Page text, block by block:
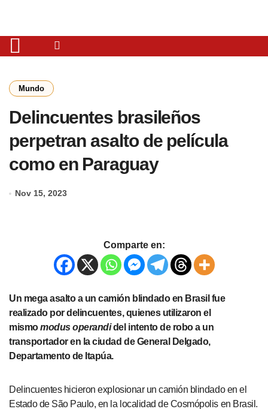
Mundo
Delincuentes brasileños
perpetran asalto de película
como en Paraguay
Nov 15, 2023
Comparte en:
Un mega asalto a un camión blindado en Brasil fue
realizado por delincuentes, quienes utilizaron el
mismomodus operandidel intento de robo a un
transportador en la ciudad de General Delgado,
Departamento de Itapúa.
Delincuentes hicieron explosionar un camión blindado en el
Estado de São Paulo, en la localidad de Cosmópolis en Brasil.